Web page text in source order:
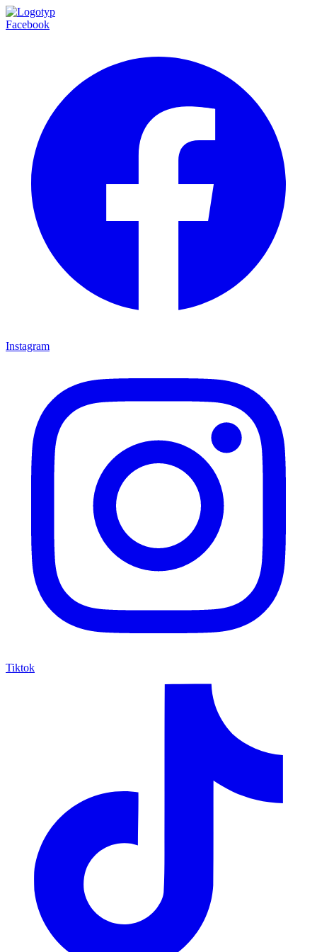
Facebook
Instagram
Tiktok